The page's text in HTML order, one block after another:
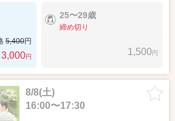
5,400円
3,000円
25〜29歳
締め切り
1,500円
8/8(土)
16:00〜17:30